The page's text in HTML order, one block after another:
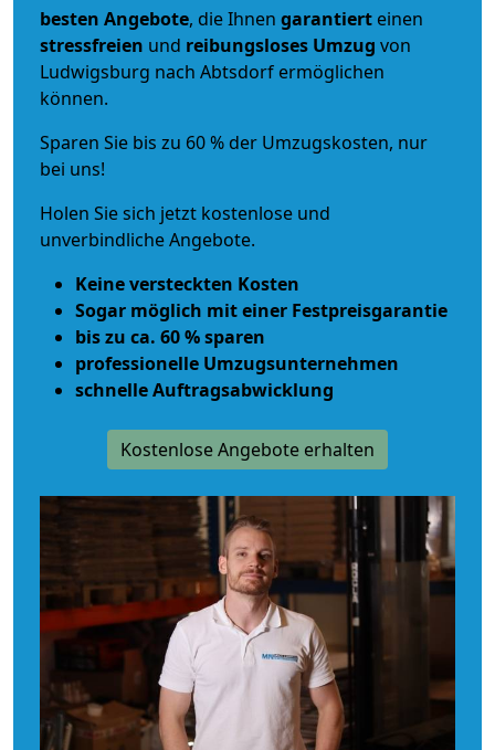
besten Angebote, die Ihnen garantiert einen
stressfreien und reibungsloses Umzug von
Ludwigsburg nach Abtsdorf ermöglichen
können.
Sparen Sie bis zu 60 % der Umzugskosten, nur
bei uns!
Holen Sie sich jetzt kostenlose und
unverbindliche Angebote.
Keine versteckten Kosten
Sogar möglich mit einer Festpreisgarantie
bis zu ca. 60 % sparen
professionelle Umzugsunternehmen
schnelle Auftragsabwicklung
Kostenlose Angebote erhalten